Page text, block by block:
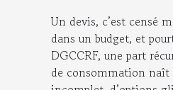
Un devis, c’est censé
dans un budget, et
DGCCRF, une part
de consommation naît